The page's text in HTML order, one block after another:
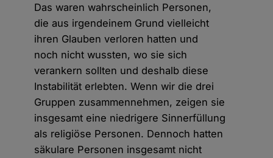
Das waren wahrscheinlich Personen,
die aus irgendeinem Grund vielleicht
ihren Glauben verloren hatten und
noch nicht wussten, wo sie sich
verankern sollten und deshalb diese
Instabilität erlebten. Wenn wir die drei
Gruppen zusammennehmen, zeigen sie
insgesamt eine niedrigere Sinnerfüllung
als religiöse Personen. Dennoch hatten
säkulare Personen insgesamt nicht